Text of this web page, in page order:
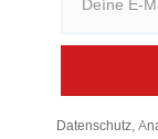
Datenschutz,